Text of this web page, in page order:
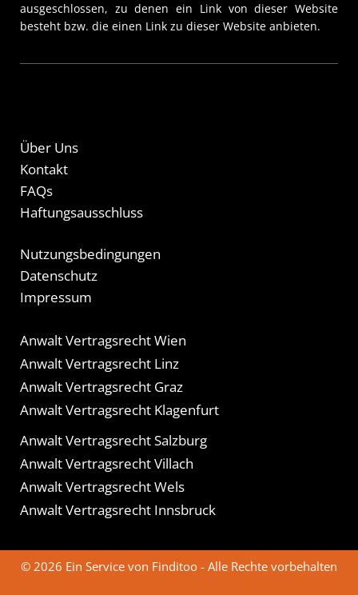
ausgeschlossen, zu denen ein Link von dieser Website
besteht bzw. die einen Link zu dieser Website anbieten.
Über Uns
Kontakt
FAQs
Haftungsausschluss
Nutzungsbedingungen
Datenschutz
Impressum
Anwalt Vertragsrecht Wien
Anwalt Vertragsrecht Linz
Anwalt Vertragsrecht Graz
Anwalt Vertragsrecht Klagenfurt
Anwalt Vertragsrecht Salzburg
Anwalt Vertragsrecht Villach
Anwalt Vertragsrecht Wels
Anwalt Vertragsrecht Innsbruck
© 2026 Ein Service von Finditoo - Alle Rechte vorbehalten